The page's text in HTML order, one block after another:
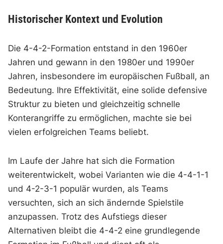
Historischer Kontext und Evolution
Die 4-4-2-Formation entstand in den 1960er
Jahren und gewann in den 1980er und 1990er
Jahren, insbesondere im europäischen Fußball, an
Bedeutung. Ihre Effektivität, eine solide defensive
Struktur zu bieten und gleichzeitig schnelle
Konterangriffe zu ermöglichen, machte sie bei
vielen erfolgreichen Teams beliebt.
Im Laufe der Jahre hat sich die Formation
weiterentwickelt, wobei Varianten wie die 4-4-1-1
und 4-2-3-1 populär wurden, als Teams
versuchten, sich an sich ändernde Spielstile
anzupassen. Trotz des Aufstiegs dieser
Alternativen bleibt die 4-4-2 eine grundlegende